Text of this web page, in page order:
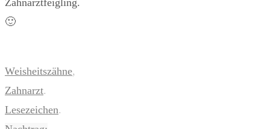
Zahnarztfeigling.
🙂
Weisheitszähne,
Zahnarzt.
Lesezeichen.